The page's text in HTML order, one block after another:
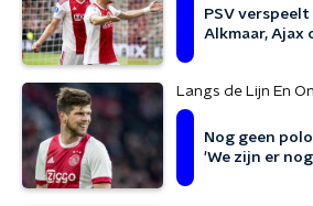
PSV
Alkmaar, Ajax
Langs de Lijn En
Nog geen
'We zijn er